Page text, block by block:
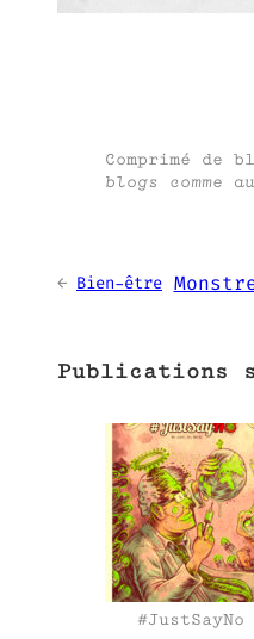
Comprimé de
blogs comme
← Bien-être
Publications
#JustSayNo